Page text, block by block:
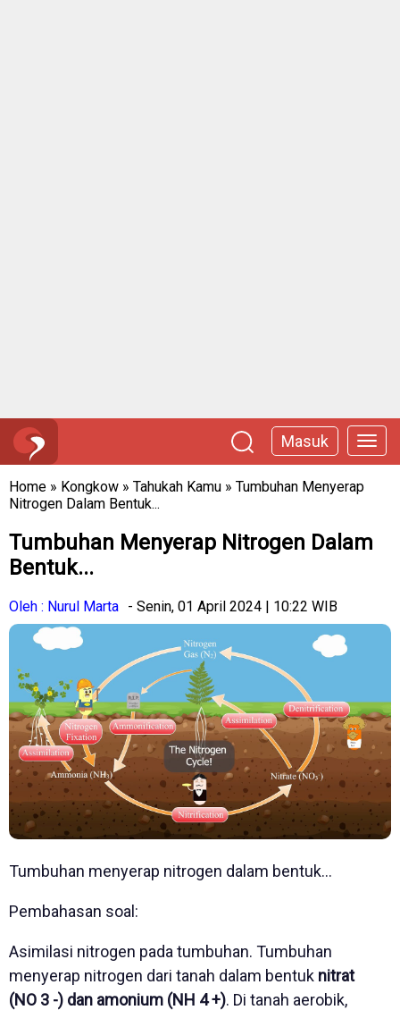
Masuk
Home » Kongkow » Tahukah Kamu » Tumbuhan Menyerap
Nitrogen Dalam Bentuk...
Tumbuhan Menyerap Nitrogen Dalam
Bentuk...
Oleh : Nurul Marta - Senin, 01 April 2024 | 10:22 WIB
Tumbuhan menyerap nitrogen dalam bentuk...
Pembahasan soal:
Asimilasi nitrogen pada tumbuhan. Tumbuhan
menyerap nitrogen dari tanah dalam bentuk nitrat
(NO 3 -) dan amonium (NH 4 +). Di tanah aerobik,